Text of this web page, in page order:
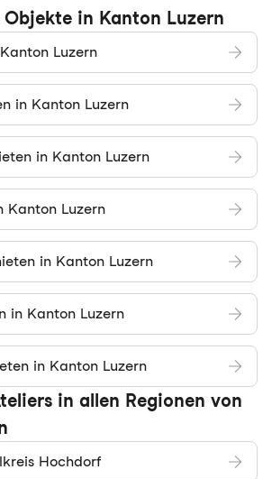
in Kanton Luzern
Luzern
in Kanton Luzern
in Kanton Luzern
Kanton Luzern
in Kanton Luzern
in Kanton Luzern
in Kanton Luzern
in allen Regionen von
Hochdorf